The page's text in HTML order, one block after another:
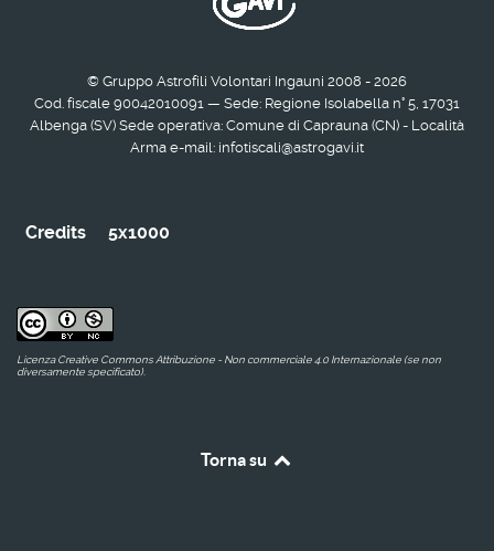
© Gruppo Astrofili Volontari Ingauni 2008 - 2026
Cod. fiscale 90042010091 — Sede: Regione Isolabella n° 5, 17031
Albenga (SV) Sede operativa: Comune di Caprauna (CN) - Località
Arma e-mail: infotiscali@astrogavi.it
Credits 5x1000
Licenza Creative Commons Attribuzione - Non commerciale 4.0 Internazionale (se non
diversamente specificato).
Torna su